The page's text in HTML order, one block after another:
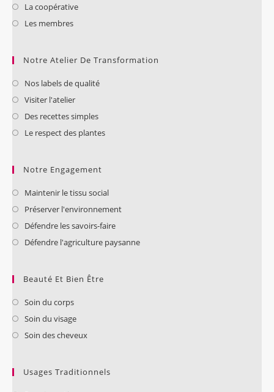
La coopérative
Les membres
Notre Atelier De Transformation
Nos labels de qualité
Visiter l'atelier
Des recettes simples
Le respect des plantes
Notre Engagement
Maintenir le tissu social
Préserver l'environnement
Défendre les savoirs-faire
Défendre l'agriculture paysanne
Beauté Et Bien Être
Soin du corps
Soin du visage
Soin des cheveux
Usages Traditionnels